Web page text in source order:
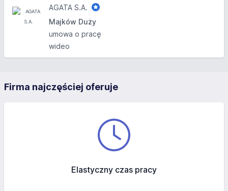
AGATA S.A.
Majków Duży
umowa o pracę
wideo
Firma najczęściej oferuje
Elastyczny czas pracy